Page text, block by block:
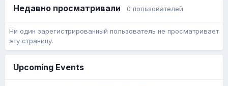
Недавно просматривали 0 пользователей
Ни один зарегистрированный пользователь не просматривает
эту страницу.
Upcoming Events